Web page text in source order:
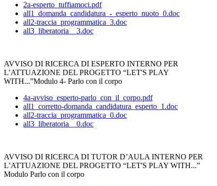
2a-esperto_tuffiamoci.pdf
all1_domanda_candidatura_-_esperto_nuoto_0.doc
all2-traccia_programmatica_3.doc
all3_liberatoria__3.doc
AVVISO DI RICERCA DI ESPERTO INTERNO PER
L’ATTUAZIONE DEL PROGETTO “LET'S PLAY
WITH...”Modulo 4- Parlo con il corpo
4a-avviso_esperto-parlo_con_il_corpo.pdf
all1_corretto-domanda_candidatura_esperto_1.doc
all2-traccia_programmatica_0.doc
all3_liberatoria__0.doc
AVVISO DI RICERCA DI TUTOR D’AULA INTERNO PER
L’ATTUAZIONE DEL PROGETTO “LET'S PLAY WITH...”
Modulo Parlo con il corpo